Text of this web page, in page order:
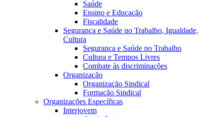
Saúde
Ensino e Educação
Fiscalidade
Segurança e Saúde no Trabalho, Igualdade,
Cultura
Segurança e Saúde no Trabalho
Cultura e Tempos Livres
Combate às discriminações
Organização
Organização Sindical
Formação Sindical
Organizações Específicas
Interjovem